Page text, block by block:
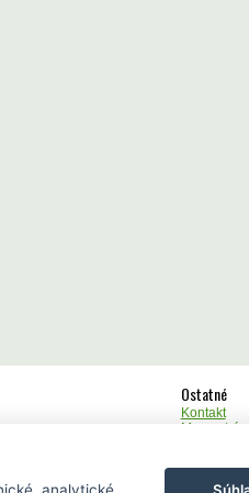
Ostatné
Kontakt
Mapa